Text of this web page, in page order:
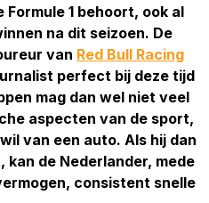
1 behoort, ook al
na dit seizoen. De
van Red Bull Racing
perfect bij deze tijd
mag dan wel niet veel
aspecten van de sport,
van een auto. Als hij dan
kan de Nederlander, mede
consistent snelle